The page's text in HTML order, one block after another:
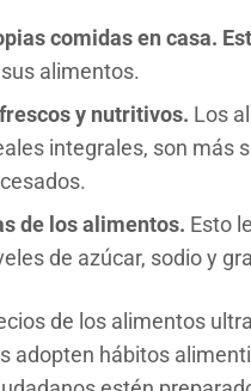
comidas en casa.
alimentos.
y nutritivos. Los
integrales, son más
de los alimentos. Esto
de azúcar, sodio y
de los alimentos
adopten hábitos